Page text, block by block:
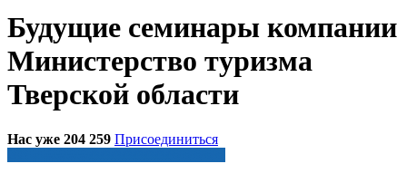
Будущие семинары компании
Министерство туризма
Тверской области
Нас уже 204 259 Присоединиться